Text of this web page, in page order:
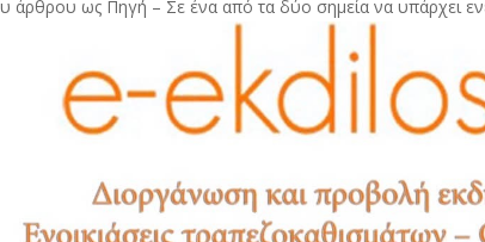
άρθρου ως Πηγή – Σε ένα από τα δύο σημεία να υπάρχει